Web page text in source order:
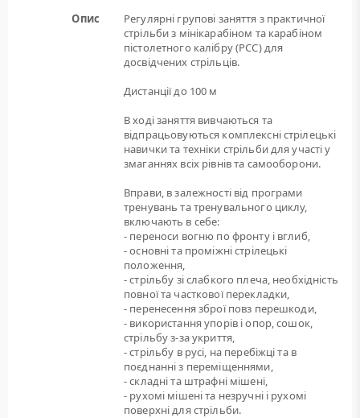
Опис
Регулярні групові заняття з практичної
стрільби з мінікарабіном та карабіном
пістолетного калібру (РСС) для
досвідчених стрільців.
Дистанції до 100 м
В ході заняття вивчаються та
відпрацьовуються комплексні стрілецькі
навички та техніки стрільби для участі у
змаганнях всіх рівнів та самооборони.
Вправи, в залежності від програми
тренувань та тренувального циклу,
включають в себе:
- переноси вогню по фронту і вглиб,
- основні та проміжні стрілецькі
положення,
- стрільбу зі слабкого плеча, необхідність
повної та часткової перекладки,
- перенесення зброї повз перешкоди,
- використання упорів і опор, сошок,
стрільбу з-за укриття,
- стрільбу в русі, на перебіжці та в
поєднанні з переміщеннями,
- складні та штрафні мішені,
- рухомі мішені та незручні і рухомі
поверхні для стрільби.